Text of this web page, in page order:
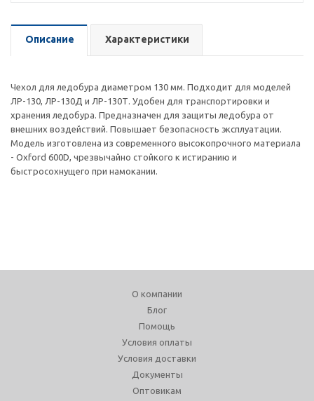
Описание Характеристики
Чехол для ледобура диаметром 130 мм. Подходит для моделей
ЛР-130, ЛР-130Д и ЛР-130Т. Удобен для транспортировки и
хранения ледобура. Предназначен для защиты ледобура от
внешних воздействий. Повышает безопасность эксплуатации.
Модель изготовлена из современного высокопрочного материала
- Oxford 600D, чрезвычайно стойкого к истиранию и
быстросохнущего при намокании.
О компании
Блог
Помощь
Условия оплаты
Условия доставки
Документы
Оптовикам